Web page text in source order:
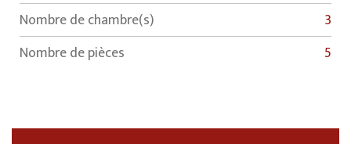
Nombre de chambre(s)
3
Nombre de pièces
5